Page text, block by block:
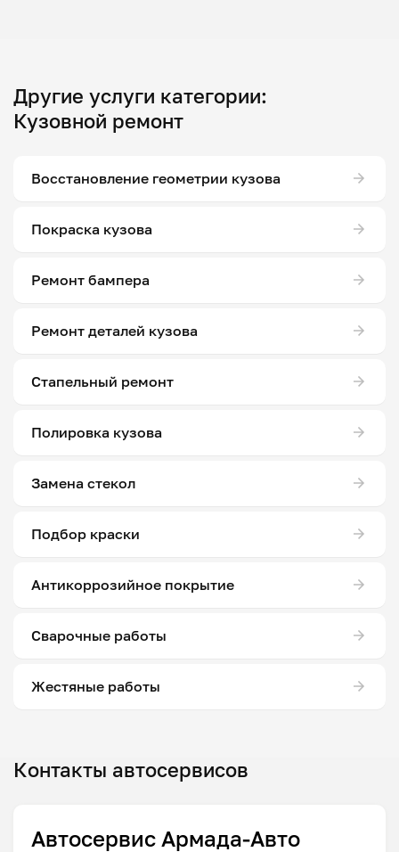
Другие услуги категории:
Кузовной ремонт
Восстановление геометрии кузова
Покраска кузова
Ремонт бампера
Ремонт деталей кузова
Стапельный ремонт
Полировка кузова
Замена стекол
Подбор краски
Антикоррозийное покрытие
Сварочные работы
Жестяные работы
Контакты автосервисов
Автосервис Армада-Авто